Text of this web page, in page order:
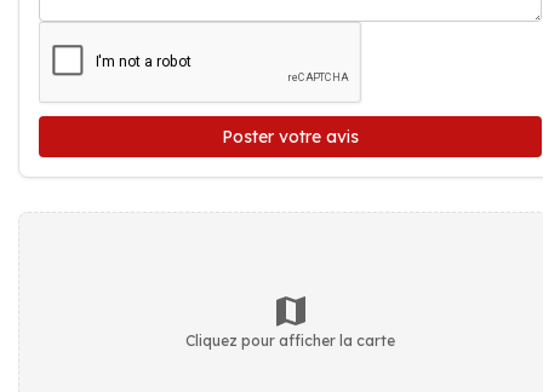
Poster votre avis
Cliquez pour afficher la carte